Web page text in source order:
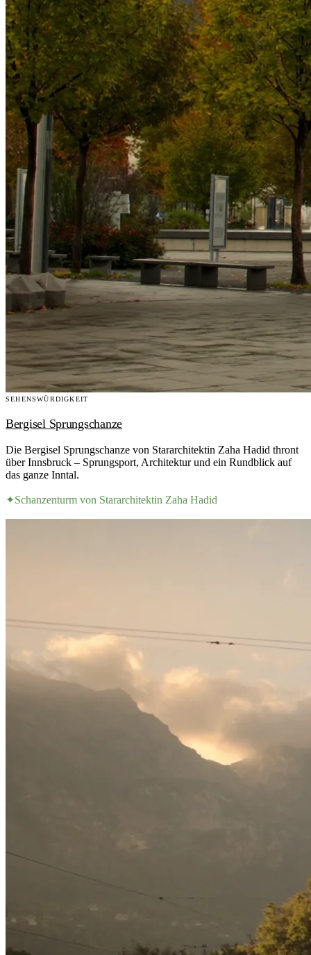
SEHENSWÜRDIGKEIT
Bergisel Sprungschanze
Die Bergisel Sprungschanze von Stararchitektin Zaha Hadid thront
über Innsbruck – Sprungsport, Architektur und ein Rundblick auf
das ganze Inntal.
✦Schanzenturm von Stararchitektin Zaha Hadid